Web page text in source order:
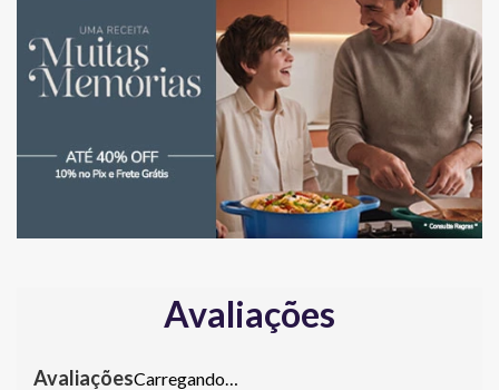
Avaliações
Carregando…